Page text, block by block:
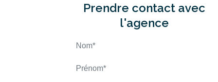
Prendre contact avec
l'agence